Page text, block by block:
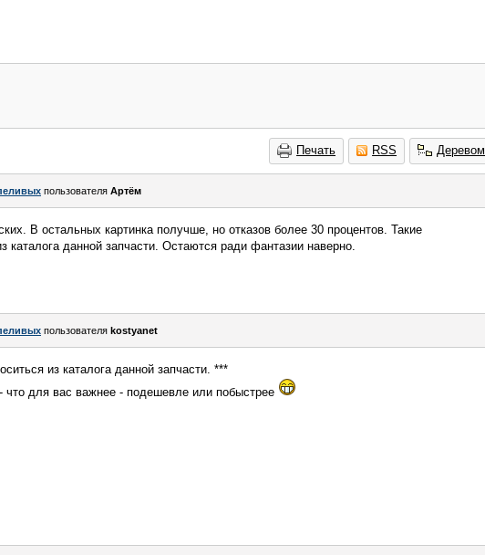
Печать RSS Деревом
пользователя Артём
В остальных картинка получше, но отказов более 30 процентов. Такие
данной запчасти. Остаются ради фантазии наверно.
пользователя kostyanet
из каталога данной запчасти. ***
для вас важнее - подешевле или побыстрее